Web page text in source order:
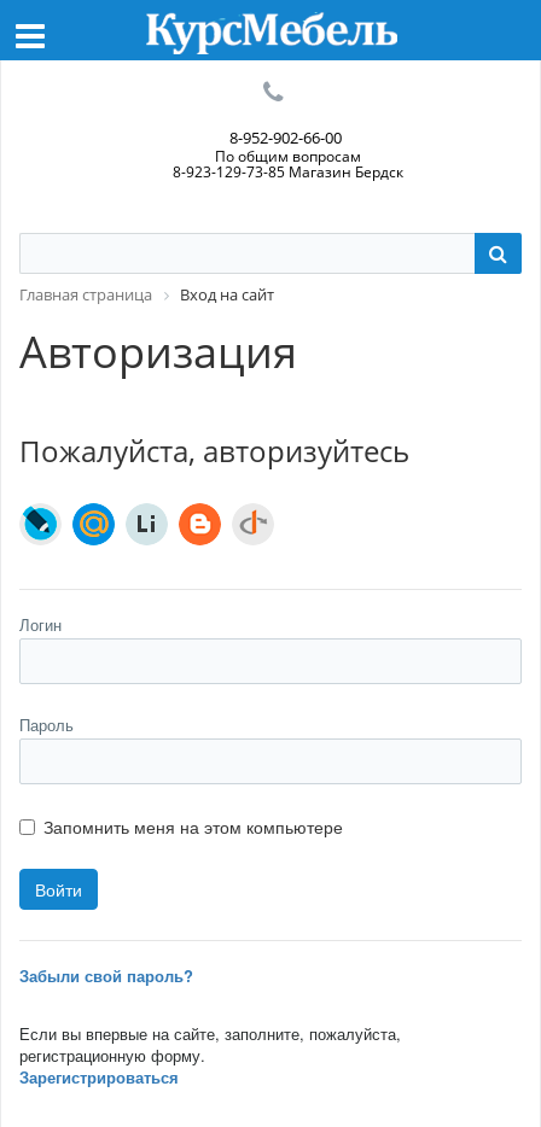
8-952-902-66-00
По общим вопросам
8-923-129-73-85 Магазин Бердск
Главная страница Вход на сайт
Авторизация
Пожалуйста, авторизуйтесь
Логин
Пароль
Запомнить меня на этом компьютере
Забыли свой пароль?
Если вы впервые на сайте, заполните, пожалуйста,
регистрационную форму.
Зарегистрироваться